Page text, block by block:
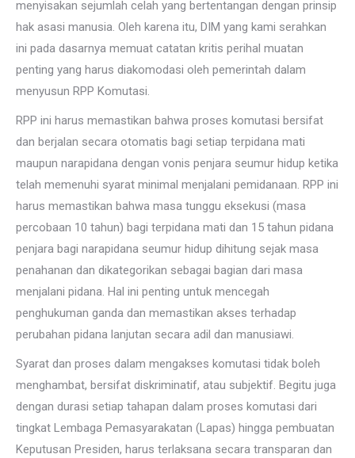
menyisakan sejumlah celah yang bertentangan dengan prinsip
hak asasi manusia. Oleh karena itu, DIM yang kami serahkan
ini pada dasarnya memuat catatan kritis perihal muatan
penting yang harus diakomodasi oleh pemerintah dalam
menyusun RPP Komutasi.
RPP ini harus memastikan bahwa proses komutasi bersifat
dan berjalan secara otomatis bagi setiap terpidana mati
maupun narapidana dengan vonis penjara seumur hidup ketika
telah memenuhi syarat minimal menjalani pemidanaan. RPP ini
harus memastikan bahwa masa tunggu eksekusi (masa
percobaan 10 tahun) bagi terpidana mati dan 15 tahun pidana
penjara bagi narapidana seumur hidup dihitung sejak masa
penahanan dan dikategorikan sebagai bagian dari masa
menjalani pidana. Hal ini penting untuk mencegah
penghukuman ganda dan memastikan akses terhadap
perubahan pidana lanjutan secara adil dan manusiawi.
Syarat dan proses dalam mengakses komutasi tidak boleh
menghambat, bersifat diskriminatif, atau subjektif. Begitu juga
dengan durasi setiap tahapan dalam proses komutasi dari
tingkat Lembaga Pemasyarakatan (Lapas) hingga pembuatan
Keputusan Presiden, harus terlaksana secara transparan dan